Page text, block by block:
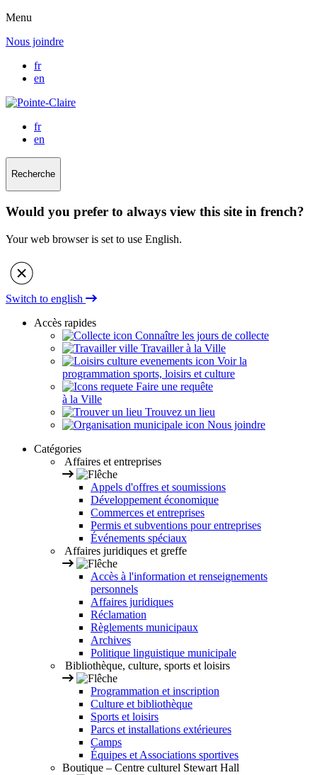
Menu
Nous joindre
fr
en
fr
en
Recherche
Would you prefer to always view this site in french?
Your web browser is set to use English.
Switch to english
Accès rapides
Connaître les jours de collecte
Travailler à la Ville
Voir la
programmation sports, loisirs et culture
Faire une requête
à la Ville
Trouvez un lieu
Nous joindre
Catégories
Affaires et entreprises
Appels d'offres et soumissions
Développement économique
Commerces et entreprises
Permis et subventions pour entreprises
Événements spéciaux
Affaires juridiques et greffe
Accès à l'information et renseignements
personnels
Affaires juridiques
Réclamation
Règlements municipaux
Archives
Politique linguistique municipale
Bibliothèque, culture, sports et loisirs
Programmation et inscription
Culture et bibliothèque
Sports et loisirs
Parcs et installations extérieures
Camps
Équipes et Associations sportives
Boutique – Centre culturel Stewart Hall